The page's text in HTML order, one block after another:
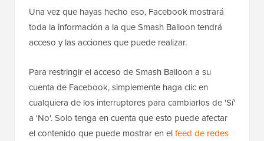
Una vez que hayas hecho eso, Facebook mostrará
toda la información a la que Smash Balloon tendrá
acceso y las acciones que puede realizar.
Para restringir el acceso de Smash Balloon a su
cuenta de Facebook, simplemente haga clic en
cualquiera de los interruptores para cambiarlos de 'Sí'
a 'No'. Solo tenga en cuenta que esto puede afectar
el contenido que puede mostrar en elfeed de redes